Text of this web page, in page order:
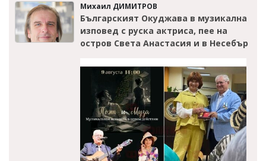
Михаил ДИМИТРОВ
Българският Окуджава в музикална
изповед с руска актриса, пее на
остров Света Анастасия и в Несебър